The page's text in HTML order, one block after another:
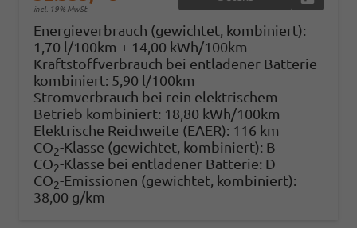
incl. 19% MwSt.
Energieverbrauch (gewichtet, kombiniert):
1,70 l/100km + 14,00 kWh/100km
Kraftstoffverbrauch bei entladener Batterie
kombiniert: 5,90 l/100km
Stromverbrauch bei rein elektrischem
Betrieb kombiniert: 18,80 kWh/100km
Elektrische Reichweite (EAER): 116 km
CO2-Klasse (gewichtet, kombiniert): B
CO2-Klasse bei entladener Batterie: D
CO2-Emissionen (gewichtet, kombiniert):
38,00 g/km